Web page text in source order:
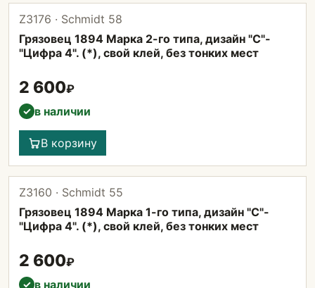
Z3176 · Schmidt 58
Грязовец 1894 Марка 2-го типа, дизайн "С"-
"Цифра 4". (*), свой клей, без тонких мест
2 600₽
✓ в наличии
В корзину
Z3160 · Schmidt 55
Грязовец 1894 Марка 1-го типа, дизайн "С"-
"Цифра 4". (*), свой клей, без тонких мест
2 600₽
✓ в наличии